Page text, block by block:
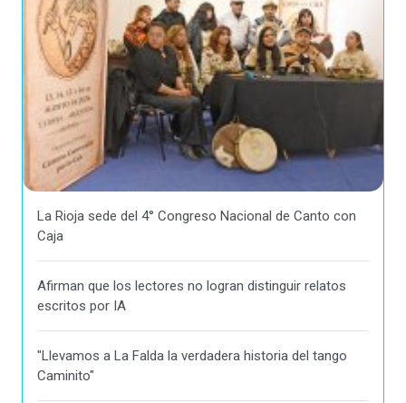
La Rioja sede del 4° Congreso Nacional de Canto con
Caja
Afirman que los lectores no logran distinguir relatos
escritos por IA
"Llevamos a La Falda la verdadera historia del tango
Caminito"